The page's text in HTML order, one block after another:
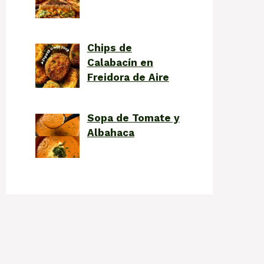
Chips de
Calabacín en
Freidora de Aire
Sopa de Tomate y
Albahaca